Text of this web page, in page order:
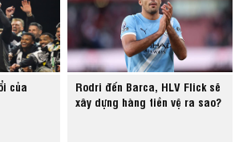
của
Rodri đến Barca, HLV Flick sẽ
xây dựng hàng tiền vệ ra sao?